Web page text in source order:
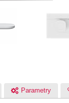
Parametry